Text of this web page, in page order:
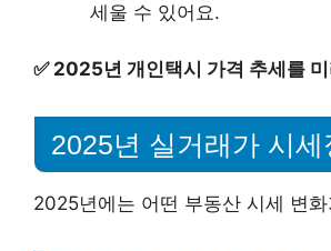
세울 수 있어요.
✅ 2025년 개인택시 가격 추세를
2025년 실거래가 시세
2025년에는 어떤 부동산 시세 변